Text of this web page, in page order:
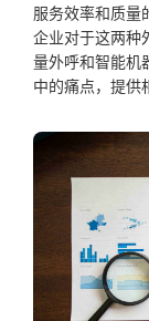
服务效率和质量
企业对于这两种
量外呼和智能机
中的痛点，提供